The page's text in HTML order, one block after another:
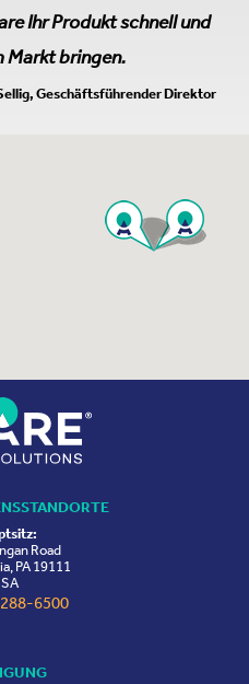
Ihr Produkt schnell und
Markt bringen.
Geschäftsführender Direktor
Road
PA 19111
6500